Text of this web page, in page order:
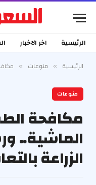
الرئيسية اخر الاخبار
الرئيسية » منوعات »
منوعات
مكافحة
الماشية..
الزراعة